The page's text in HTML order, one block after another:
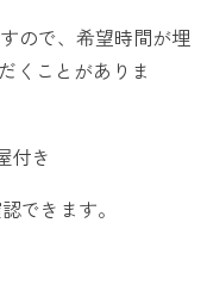
ので、希望時間が埋
くことがありま
付き
できます。